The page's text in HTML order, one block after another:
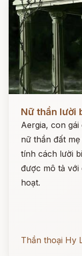
Nữ thần lười
Aergia, con
nữ thần đất
tính cách lười
được mô tả với
hoạt.
Thần thoại Hy